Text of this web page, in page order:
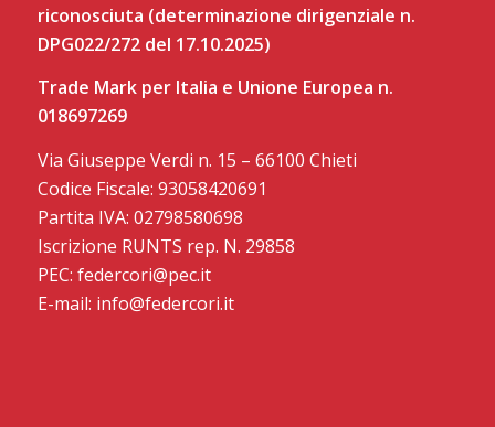
riconosciuta (determinazione dirigenziale n.
DPG022/272 del 17.10.2025)
Trade Mark per Italia e Unione Europea n.
018697269
Via Giuseppe Verdi n. 15 – 66100 Chieti
Codice Fiscale: 93058420691
Partita IVA: 02798580698
Iscrizione RUNTS rep. N. 29858
PEC: federcori@pec.it
E-mail: info@federcori.it